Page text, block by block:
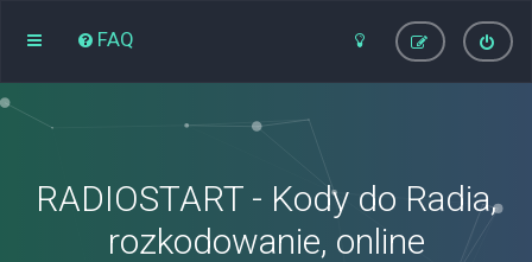
FAQ
RADIOSTART - Kody do Radia,
rozkodowanie, online